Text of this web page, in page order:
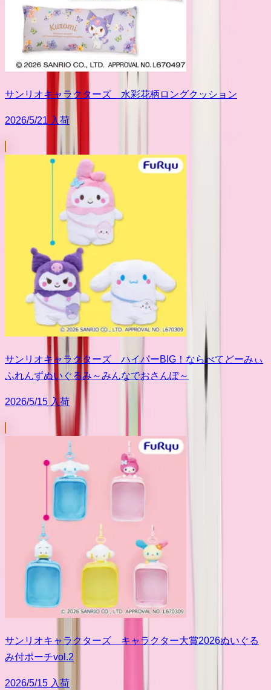
サンリオキャラクターズ 水彩花柄ロングクッション
2026/5/21 入荷
サンリオキャラクターズ ハイパーBIG！ならべてどーみぃ
ふれんずぬいぐるみ～みんなでおさんぽ～
2026/5/15 入荷
サンリオキャラクターズ キャラクター大賞2026ぬいぐる
み付ポーチvol.2
2026/5/15 入荷